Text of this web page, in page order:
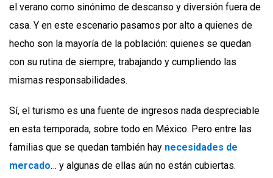
el verano como sinónimo de descanso y diversión fuera de
casa. Y en este escenario pasamos por alto a quienes de
hecho son la mayoría de la población: quienes se quedan
con su rutina de siempre, trabajando y cumpliendo las
mismas responsabilidades.
Sí, el turismo es una fuente de ingresos nada despreciable
en esta temporada, sobre todo en México. Pero entre las
familias que se quedan también hay necesidades de
mercado… y algunas de ellas aún no están cubiertas.